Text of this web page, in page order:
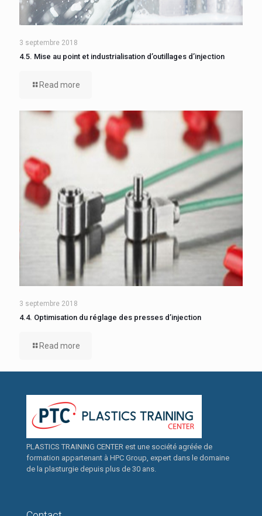
3 septembre 2018
4.5. Mise au point et industrialisation d’outillages d’injection
Read more
3 septembre 2018
4.4. Optimisation du réglage des presses d’injection
Read more
PLASTICS TRAINING CENTER est une société agréée de
formation appartenant à HPC Group, expert dans le domaine
de la plasturgie depuis plus de 30 ans.